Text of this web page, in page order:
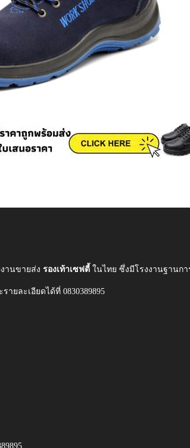
งานขายส่งรองเท้าเซฟตี้ในไทย ซึ่งมีโรงงานฐานก
ายละเอียดได้ที่ 0830389895